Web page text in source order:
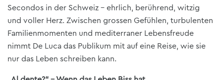
Secondos in der Schweiz – ehrlich, berührend, witzig
und voller Herz. Zwischen grossen Gefühlen, turbulenten
Familienmomenten und mediterraner Lebensfreude
nimmt De Luca das Publikum mit auf eine Reise, wie sie
nur das Leben schreiben kann.